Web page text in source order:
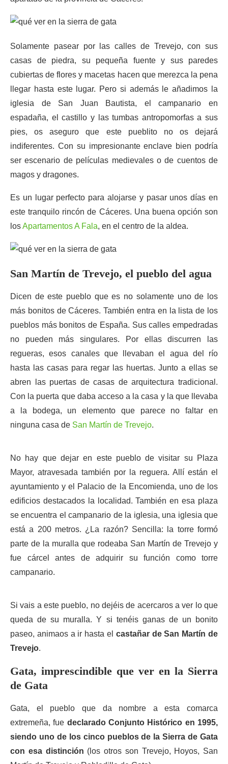
Solamente pasear por las calles de Trevejo, con sus
casas de piedra, su pequeña fuente y sus paredes
cubiertas de flores y macetas hacen que merezca la pena
llegar hasta este lugar. Pero si además le añadimos la
iglesia de San Juan Bautista, el campanario en
espadaña, el castillo y las tumbas antropomorfas a sus
pies, os aseguro que este pueblito no os dejará
indiferentes. Con su impresionante enclave bien podría
ser escenario de películas medievales o de cuentos de
magos y dragones.
Es un lugar perfecto para alojarse y pasar unos días en
este tranquilo rincón de Cáceres. Una buena opción son
losApartamentos A Fala, en el centro de la aldea.
San Martín de Trevejo, el pueblo del agua
Dicen de este pueblo que es no solamente uno de los
más bonitos de Cáceres. También entra en la lista de los
pueblos más bonitos de España. Sus calles empedradas
no pueden más singulares. Por ellas discurren las
regueras, esos canales que llevaban el agua del río
hasta las casas para regar las huertas. Junto a ellas se
abren las puertas de casas de arquitectura tradicional.
Con la puerta que daba acceso a la casa y la que llevaba
a la bodega, un elemento que parece no faltar en
ninguna casa de San Martín de Trevejo.
No hay que dejar en este pueblo de visitar su Plaza
Mayor, atravesada también por la reguera. Allí están el
ayuntamiento y el Palacio de la Encomienda, uno de los
edificios destacados la localidad. También en esa plaza
se encuentra el campanario de la iglesia, una iglesia que
está a 200 metros. ¿La razón? Sencilla: la torre formó
parte de la muralla que rodeaba San Martín de Trevejo y
fue cárcel antes de adquirir su función como torre
campanario.
Si vais a este pueblo, no dejéis de acercaros a ver lo que
queda de su muralla. Y si tenéis ganas de un bonito
paseo, animaos a ir hasta el castañar de San Martín de
Trevejo.
Gata, imprescindible que ver en la Sierra
de Gata
Gata, el pueblo que da nombre a esta comarca
extremeña, fue declarado Conjunto Histórico en 1995,
siendo uno de los cinco pueblos de la Sierra de Gata
con esa distinción (los otros son Trevejo, Hoyos, San